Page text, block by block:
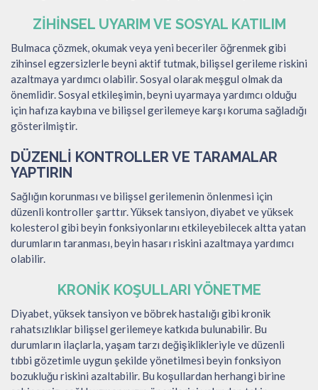
ZIHINSEL UYARIM VE SOSYAL KATILIM
Bulmaca çözmek, okumak veya yeni beceriler öğrenmek gibi
zihinsel egzersizlerle beyni aktif tutmak, bilişsel gerileme riskini
azaltmaya yardımcı olabilir. Sosyal olarak meşgul olmak da
önemlidir. Sosyal etkileşimin, beyni uyarmaya yardımcı olduğu
için hafıza kaybına ve bilişsel gerilemeye karşı koruma sağladığı
gösterilmiştir.
DÜZENLI KONTROLLER VE TARAMALAR
YAPTIRIN
Sağlığın korunması ve bilişsel gerilemenin önlenmesi için
düzenli kontroller şarttır. Yüksek tansiyon, diyabet ve yüksek
kolesterol gibi beyin fonksiyonlarını etkileyebilecek altta yatan
durumların taranması, beyin hasarı riskini azaltmaya yardımcı
olabilir.
KRONIK KOŞULLARI YÖNETME
Diyabet, yüksek tansiyon ve böbrek hastalığı gibi kronik
rahatsızlıklar bilişsel gerilemeye katkıda bulunabilir. Bu
durumların ilaçlarla, yaşam tarzı değişiklikleriyle ve düzenli
tıbbi gözetimle uygun şekilde yönetilmesi beyin fonksiyon
bozukluğu riskini azaltabilir. Bu koşullardan herhangi birine